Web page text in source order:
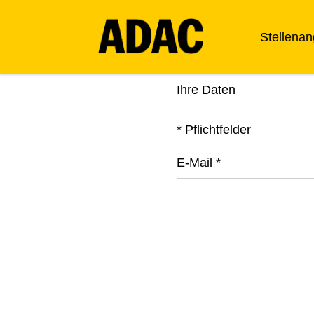
Ihre Daten
* Pflichtfelder
E-Mail *